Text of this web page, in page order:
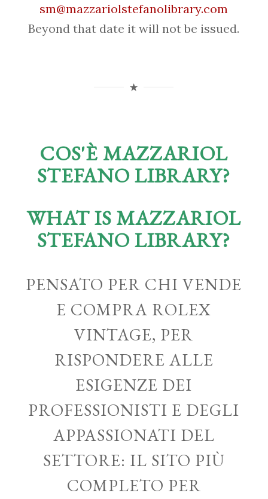
sm@mazzariolstefanolibrary.com
Beyond that date it will not be issued.
COS'È MAZZARIOL
STEFANO LIBRARY?
WHAT IS MAZZARIOL
STEFANO LIBRARY?
PENSATO PER CHI VENDE
E COMPRA ROLEX
VINTAGE, PER
RISPONDERE ALLE
ESIGENZE DEI
PROFESSIONISTI E DEGLI
APPASSIONATI DEL
SETTORE: IL SITO PIÙ
COMPLETO PER